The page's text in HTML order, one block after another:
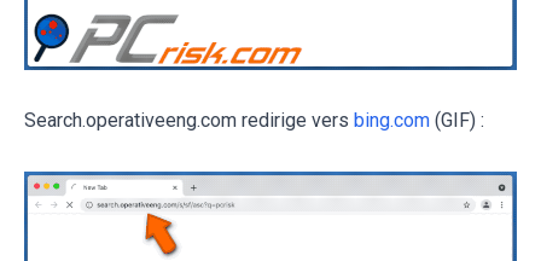
Search.operativeeng.com redirige vers bing.com (GIF) :